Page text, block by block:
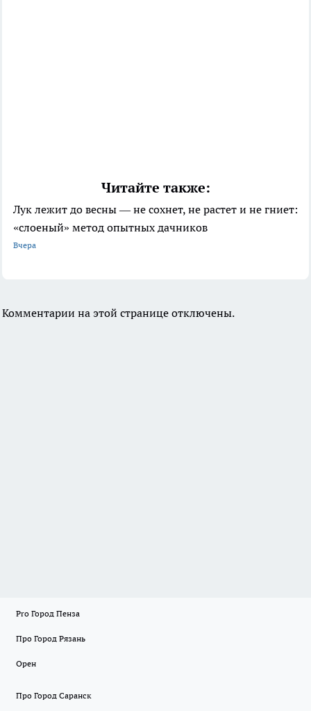
Читайте также:
Лук лежит до весны — не сохнет, не растет и не гниет:
«слоеный» метод опытных дачников
Вчера
Комментарии на этой странице отключены.
Pro Город Пенза
Про Город Рязань
Орен
Про Город Саранск